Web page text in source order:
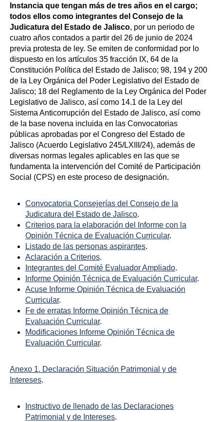
Instancia que tengan más de tres años en el cargo;
todos ellos como integrantes del Consejo de la
Judicatura del Estado de Jalisco, por un periodo de
cuatro años contados a partir del 26 de junio de 2024
previa protesta de ley. Se emiten de conformidad por lo
dispuesto en los artículos 35 fracción IX, 64 de la
Constitución Política del Estado de Jalisco; 98, 194 y 200
de la Ley Orgánica del Poder Legislativo del Estado de
Jalisco; 18 del Reglamento de la Ley Orgánica del Poder
Legislativo de Jalisco, así como 14.1 de la Ley del
Sistema Anticorrupción del Estado de Jalisco, así como
de la base novena incluida en las Convocatorias
públicas aprobadas por el Congreso del Estado de
Jalisco (Acuerdo Legislativo 245/LXIII/24), además de
diversas normas legales aplicables en las que se
fundamenta la intervención del Comité de Participación
Social (CPS) en este proceso de designación.
Convocatoria Consejerías del Consejo de la
Judicatura del Estado de Jalisco.
Criterios para la elaboración del Informe con la
Opinión Técnica de Evaluación Curricular.
Listado de las personas aspirantes.
Aclaración a Criterios.
Integrantes del Comité Evaluador Ampliado.
Informe Opinión Técnica de Evaluación Curricular.
Acuse Informe Opinión Técnica de Evaluación
Curricular.
Fe de erratas Informe Opinión Técnica de
Evaluación Curricular.
Modificaciones Informe Opinión Técnica de
Evaluación Curricular.
Anexo 1. Declaración Situación Patrimonial y de
Intereses.
Instructivo de llenado de las Declaraciones
Patrimonial y de Intereses.